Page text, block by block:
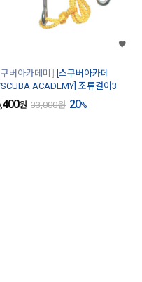
버아카데미
[스쿠버아카데
ACADEMY] 조류걸이3
원 33,000원 20%